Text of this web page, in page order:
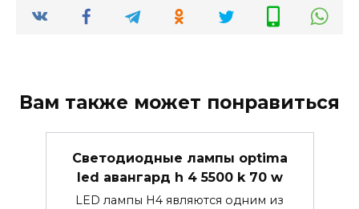
Вам также может понравиться
Светодиодные лампы optima
led авангард h 4 5500 k 70 w
LED лампы H4 являются одним из